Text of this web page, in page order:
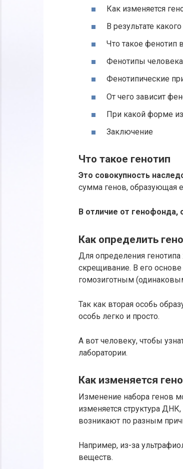
Как изменяется
В результате
Что такое фенотип
Фенотипы человека
Фенотипические
От чего зависит
При какой форме
Заключение
Что такое генотип
Это совокупность
сумма генов, образующая
В отличие от генофонда,
Как определить
Для определения
скрещивание. В его
гомозиготным
Так как вторая особь
особь легко и просто.
А вот человеку, чтобы
лаборатории.
Как изменяется
Изменение набора генов
изменяется структура
возникают по разным
Например, из-за
веществ.